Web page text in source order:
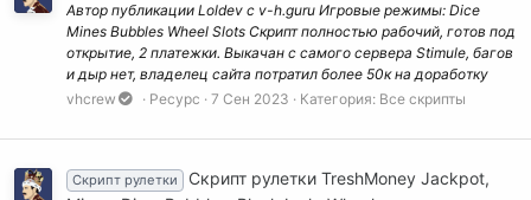
Автор публикации Loldev c v-h.guru Игровые режимы: Dice
Mines Bubbles Wheel Slots Скрипт полностью рабочий, готов под
открытие, 2 платежки. Выкачан с самого сервера Stimule, багов
и дыр нет, владелец сайта потратил более 50к на доработку
vhcrew
Ресурс 7 Сен 2023 Категория: Все скрипты
Скрипт рулетки
Скрипт рулетки TreshMoney Jackpot,